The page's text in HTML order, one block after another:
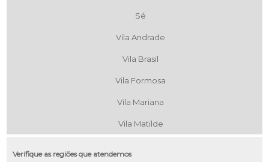
Sé
Vila Andrade
Vila Brasil
Vila Formosa
Vila Mariana
Vila Matilde
Verifique as regiões que atendemos